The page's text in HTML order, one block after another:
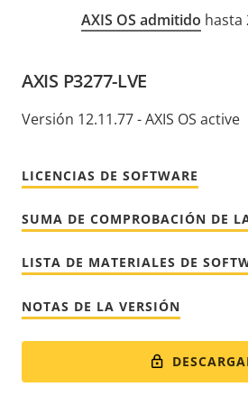
AXIS OS admitido hasta
AXIS P3277-LVE
Versión 12.11.77 - AXIS OS active
LICENCIAS DE SOFTWARE
SUMA DE COMPROBACIÓN DE
LISTA DE MATERIALES DE
NOTAS DE LA VERSIÓN